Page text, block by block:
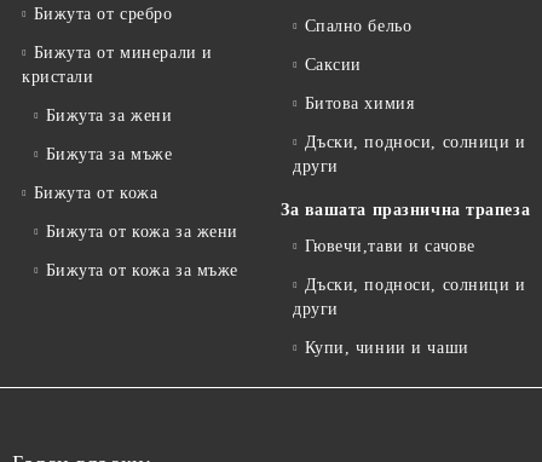
Бижута от сребро
Бижута от минерали и
кристали
Бижута за жени
Бижута за мъже
Бижута от кожа
Бижута от кожа за жени
Бижута от кожа за мъже
Спално бельо
Саксии
Битова химия
Дъски, подноси, солници и
други
За вашата празнична трапеза
Гювечи,тави и сачове
Дъски, подноси, солници и
други
Купи, чинии и чаши